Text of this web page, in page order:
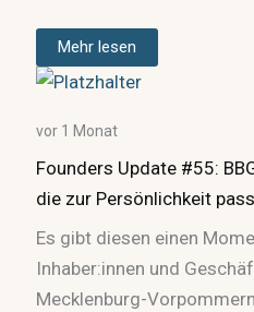
Mehr lesen
vor 1 Monat
Founders Update #55:
die zur Persönlichkeit
Es gibt diesen einen
Inhaber:innen und
Mecklenburg-